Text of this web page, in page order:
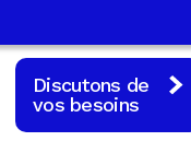
Discutons de
vos besoins